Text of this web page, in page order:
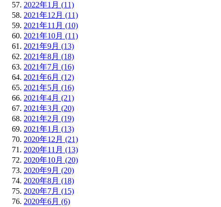
2022年1月 (11)
2021年12月 (11)
2021年11月 (10)
2021年10月 (11)
2021年9月 (13)
2021年8月 (18)
2021年7月 (16)
2021年6月 (12)
2021年5月 (16)
2021年4月 (21)
2021年3月 (20)
2021年2月 (19)
2021年1月 (13)
2020年12月 (21)
2020年11月 (13)
2020年10月 (20)
2020年9月 (20)
2020年8月 (18)
2020年7月 (15)
2020年6月 (6)